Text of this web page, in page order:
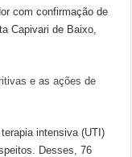
com confirmação de
Capivari de Baixo,
e as ações de
intensiva (UTI)
Desses, 76